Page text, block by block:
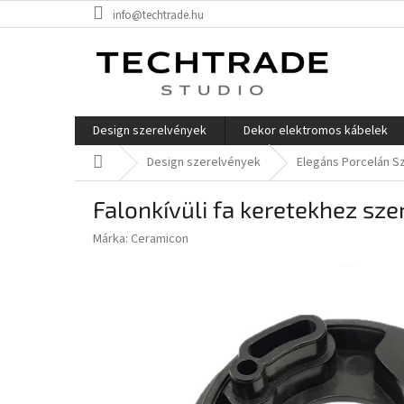
a
info@techtrade.hu
Design szerelvények Dekor elektromos kábelek
KezdőlapDesign szerelvények Elegáns Porcelán
Falonkívüli fa keretekhez
Márka: Ceramicon